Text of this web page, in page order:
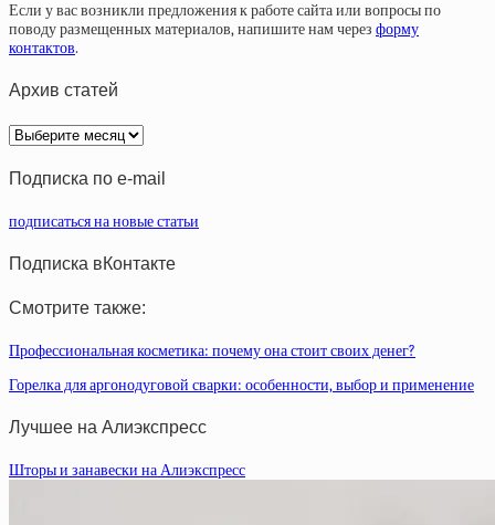
Если у вас возникли предложения к работе сайта или вопросы по
поводу размещенных материалов, напишите нам через форму
контактов.
Архив статей
Архив
статей
Подписка по e-mail
подписаться на новые статьи
Подписка вКонтакте
Смотрите также:
Профессиональная косметика: почему она стоит своих денег?
Горелка для аргонодуговой сварки: особенности, выбор и применение
Лучшее на Алиэкспресс
Шторы и занавески на Алиэкспресс